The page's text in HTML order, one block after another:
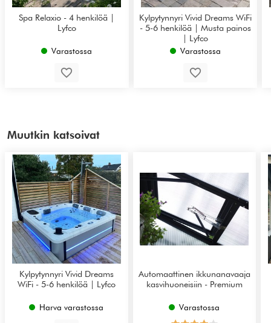
Spa Relaxio - 4 henkilöä |
Lyfco
Varastossa
Kylpytynnyri Vivid Dreams WiFi
- 5-6 henkilöä | Musta painos
| Lyfco
Varastossa
Muutkin katsoivat
Kylpytynnyri Vivid Dreams
WiFi - 5-6 henkilöä | Lyfco
Harva varastossa
Automaattinen ikkunanavaaja
kasvihuoneisiin - Premium
Varastossa